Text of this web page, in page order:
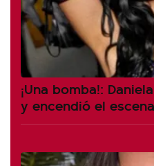
¡Una bomba!:
y encendió el